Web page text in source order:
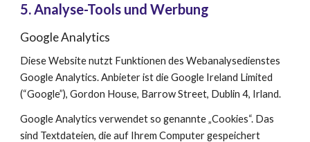
5. Analyse-Tools und Werbung
Google Analytics
Diese Website nutzt Funktionen des Webanalysedienstes
Google Analytics. Anbieter ist die Google Ireland Limited
(“Google”), Gordon House, Barrow Street, Dublin 4, Irland.
Google Analytics verwendet so genannte „Cookies“. Das
sind Textdateien, die auf Ihrem Computer gespeichert